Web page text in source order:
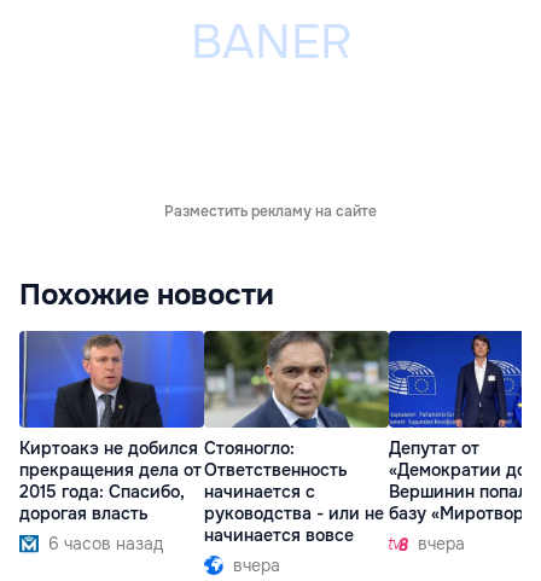
Разместить рекламу на сайте
Похожие новости
Киртоакэ не добился
прекращения дела от
2015 года: Спасибо,
дорогая власть
6 часов назад
Стояногло:
Ответственность
начинается с
руководства - или не
начинается вовсе
вчера
Депутат от
«Демократии
Вершинин попал в
базу
вчера